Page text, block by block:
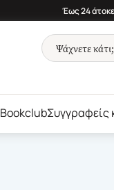
Έως 24
BookclubΣυγγραφείς